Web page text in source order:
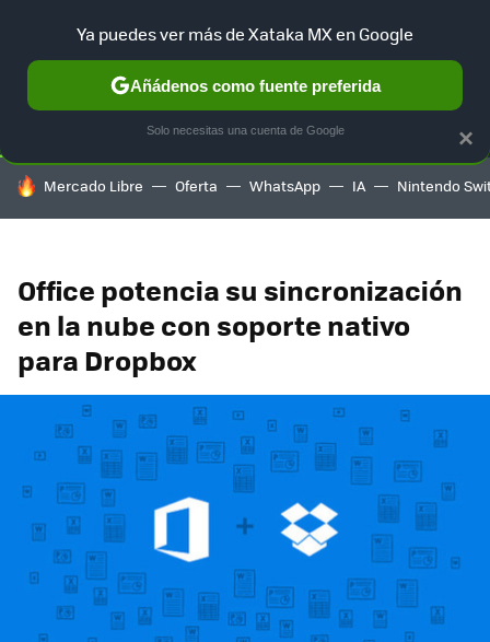
SELECCIÓN GAMING HOME AUTO TERRITORIO
HOY SE HABLA DE
Mercado Libre Oferta WhatsApp IA Nintendo
Office potencia su sincronización
en la nube con soporte nativo
para Dropbox
×
Ya puedes ver más de Xataka MX en Google
Añádenos como fuente preferida
Solo necesitas una cuenta de Google